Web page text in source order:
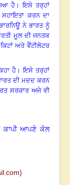
ਹੈ । ਇਸੇ ਤਰ੍ਹਾਂ
ਸਹਾਇਤਾ ਕਰਨ ਦਾ
ਨੇ ਭਾਰਤ ਨੂੰ
ਮੂਲ ਦੀ ਜਨਤਕ
ਕਿਟਾਂ ਅਤੇ ਵੈਂਟੀਲੇਟਰ
ਹੈ । ਇਸੇ ਤਰ੍ਹਾਂ
ਦੀ ਮਦਦ ਕਰਨ
ਸਰਕਾਰ ਅਜੇ ਵੀ
ਕਾਪੀ ਆਪਣੇ ਕੋਲ
)